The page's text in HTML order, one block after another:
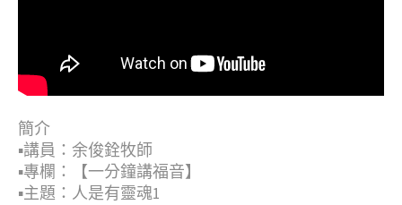
簡介
▪︎講員：余俊銓牧師
▪︎專欄：【一分鐘講福音】
▪︎主題：人是有靈魂1